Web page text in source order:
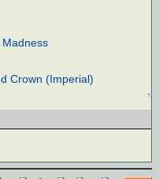
Crown (Imperial)
↑